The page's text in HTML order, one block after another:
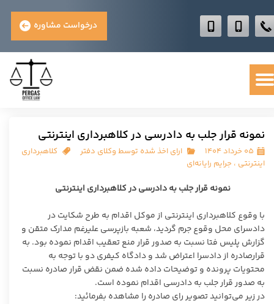
درخواست مشاوره
نمونه قرار جلب به دادرسی در کلاهبرداری اینترنتی
۰۵ خرداد ۱۴۰۴ ارای اخذ شده توسط وکلای دفتر
کلاهبرداری
اینترنتی ، جرایم رایانه‌ای
نمونه قرار جلب به دادرسی در کلاهبرداری اینترنتی
با وقوع کلاهبرداری اینترنتی از موکل اقدام به طرح شکایت در
دادسرای محل وقوع جرم گردید، شعبه بازپرسی علیرغم مدارک متقن و
گزارش پلیس فتا نسبت به صدور قرار منع تعقیب اقدام نموده بود. به
قرارصادره از دادسرا اعتراض شد و دادگاه کیفری دو با توجه به
محتویات پرونده و توضیحات داده شده ضمن نقض قرار صادره نسبت
به صدور قرار جلب به دادرسی اقدام نموده است.
در زیر می‌توانید تصویر رای صادره را مشاهده بفرمائید: